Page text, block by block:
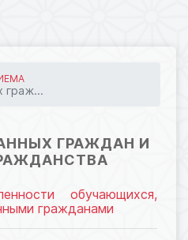
граж...
ГРАЖДАН И
обучающихся,
гражданами